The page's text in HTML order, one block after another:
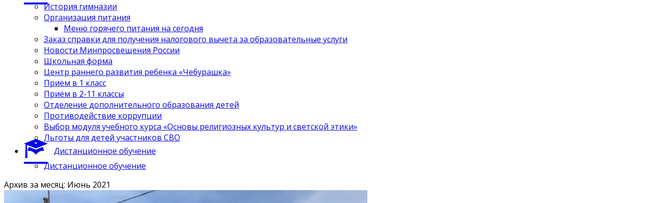
История гимназии
Организация питания
Меню горячего питания на сегодня
Заказ справки для получения налогового вычета за образовательные услуги
Новости Минпросвещения России
Школьная форма
Центр раннего развития ребенка «Чебурашка»
Приём в 1 класс
Приём в 2-11 классы
Отделение дополнительного образования детей
Противодействие коррупции
Выбор модуля учебного курса «Основы религиозных культур и светской этики»
Льготы для детей участников СВО
Дистанционное обучение
Дистанционное обучение
Архив за месяц: Июнь 2021